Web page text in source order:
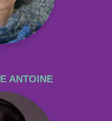
ANTOINE